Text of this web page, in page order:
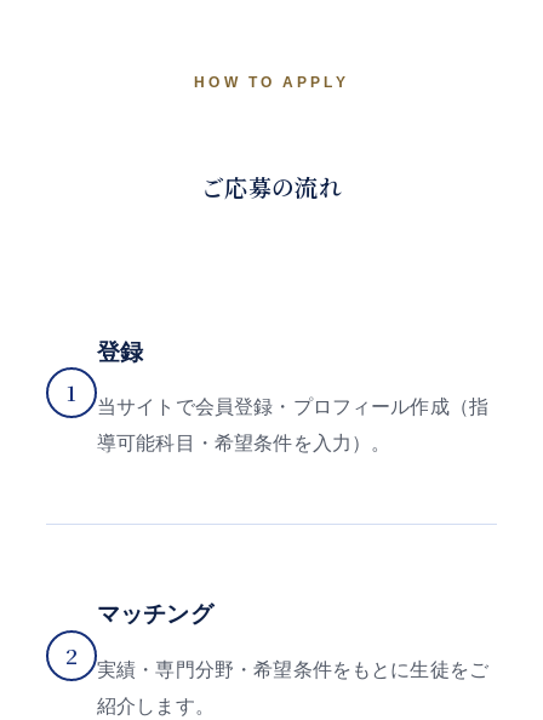
HOW TO APPLY
ご応募の流れ
1
登録
当サイトで会員登録・プロフィール作成（指
導可能科目・希望条件を入力）。
2
マッチング
実績・専門分野・希望条件をもとに生徒をご
紹介します。